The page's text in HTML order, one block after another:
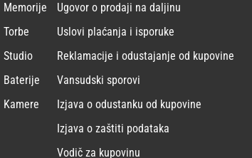
Memorije
Torbe
Studio
Baterije
Kamere
Ugovor o prodaji na daljinu
Uslovi plaćanja i isporuke
Reklamacije i odustajanje od kupovine
Vansudski sporovi
Izjava o odustanku od kupovine
Izjava o zaštiti podataka
Vodič za kupovinu